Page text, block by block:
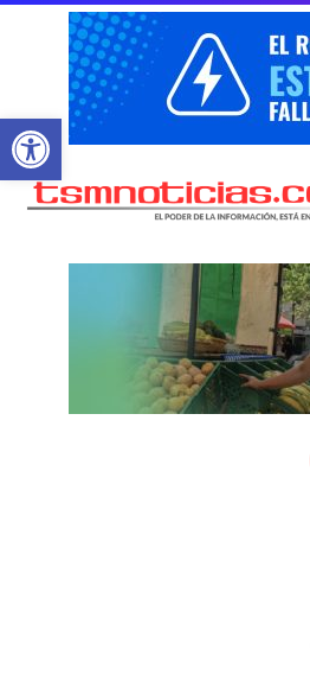
Abrir barra de herramientas